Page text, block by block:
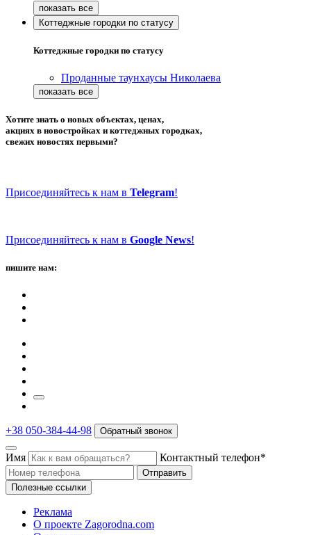
Коттеджные городки по статусу
Коттеджные городки по статусу
Проданные таунхаусы Николаева
Хотите знать о новых объектах, ценах,
акциях в новостройках и коттеджных городках,
свежих новостях первыми?
Присоединяйтесь к нам в Telegram!
Присоединяйтесь к нам в Google News!
пишите нам:
+38 050-384-44-98 Обратный звонок
Имя Контактный телефон*
Отправить
Полезные ссылки
Реклама
О проекте Zagorodna.com